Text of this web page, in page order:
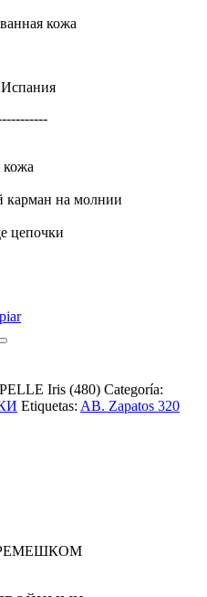
кожа
Испания
кожа
карман на молнии
цепочки
Iris (480) Categoría:
Etiquetas: AB. Zapatos 320